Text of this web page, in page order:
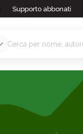
Supporto abbonati